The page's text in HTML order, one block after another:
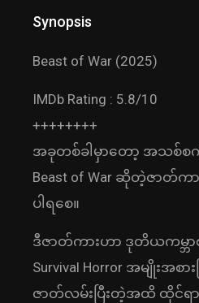
Synopsis
Beast of War (2025)
IMDb Rating : 5.8/10
++++++++
အခုတစ်ခါမှာတော့ အသ
Beast of War ဆိုတဲ့ဇာတ်
ပါရစေ။
ဒီဇာတ်ကားဟာ ဒုတိယကမ္ဘာ
Survival Horror အမျိုးအစ
ဇာတ်လမ်းပြီးတဲ့အထိ ထိုင်